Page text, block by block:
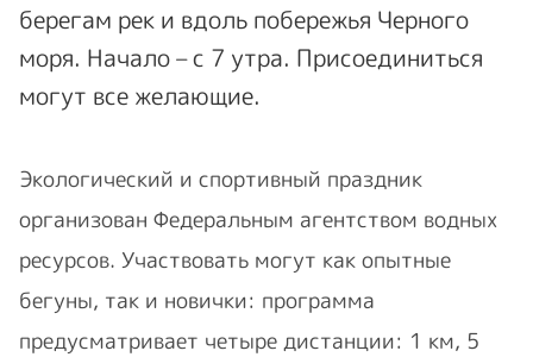
берегам рек и вдоль побережья Черного
моря. Начало – с 7 утра. Присоединиться
могут все желающие.
Экологический и спортивный праздник
организован Федеральным агентством водных
ресурсов. Участвовать могут как опытные
бегуны, так и новички: программа
предусматривает четыре дистанции: 1 км, 5